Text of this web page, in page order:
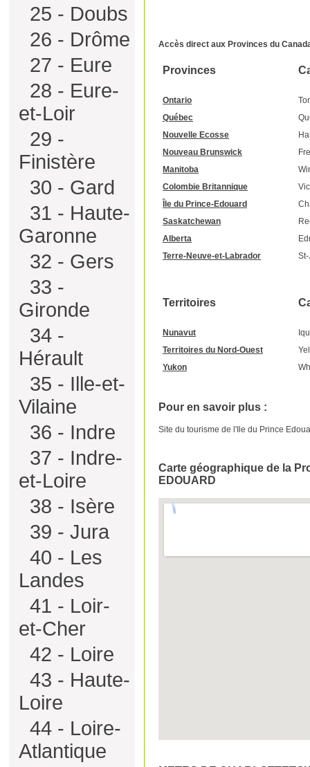
25 - Doubs
26 - Drôme
27 - Eure
28 - Eure-
et-Loir
29 -
Finistère
30 - Gard
31 - Haute-
Garonne
32 - Gers
33 -
Gironde
34 -
Hérault
35 - Ille-et-
Vilaine
36 - Indre
37 - Indre-
et-Loire
38 - Isère
39 - Jura
40 - Les
Landes
41 - Loir-
et-Cher
42 - Loire
43 - Haute-
Loire
44 - Loire-
Atlantique
Accès direct aux Provinces du
Provinces
Ontario
Québec
Nouvelle Ecosse
Nouveau Brunswick
Manitoba
Colombie Britannique
Île du Prince-Edouard
Saskatchewan
Alberta
Terre-Neuve-et-Labrador
Territoires
Nunavut
Territoires du Nord-Ouest
Yukon
Pour en savoir plus :
Site du tourisme de l'Ile du Prince
Carte géographique de la
EDOUARD